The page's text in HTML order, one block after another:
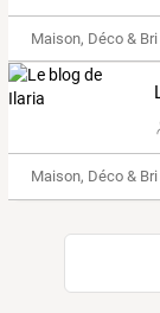
Maison, Déco &
Maison, Déco &